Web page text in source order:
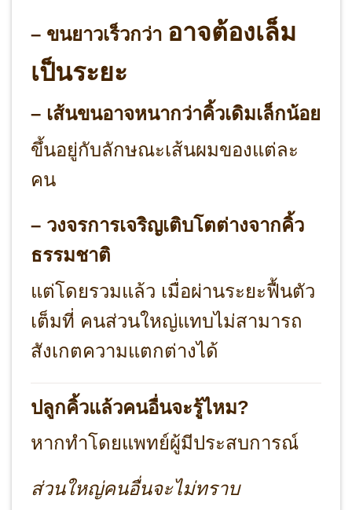
– ขนยาวเร็วกว่า อาจต้องเล็ม
เป็นระยะ
– เส้นขนอาจหนากว่าคิ้วเดิมเล็กน้อย
ขึ้นอยู่กับลักษณะเส้นผมของแต่ละ
คน
– วงจรการเจริญเติบโตต่างจากคิ้ว
ธรรมชาติ
แต่โดยรวมแล้ว เมื่อผ่านระยะฟื้นตัว
เต็มที่ คนส่วนใหญ่แทบไม่สามารถ
สังเกตความแตกต่างได้
ปลูกคิ้วแล้วคนอื่นจะรู้ไหม?
หากทำโดยแพทย์ผู้มีประสบการณ์
ส่วนใหญ่คนอื่นจะไม่ทราบ